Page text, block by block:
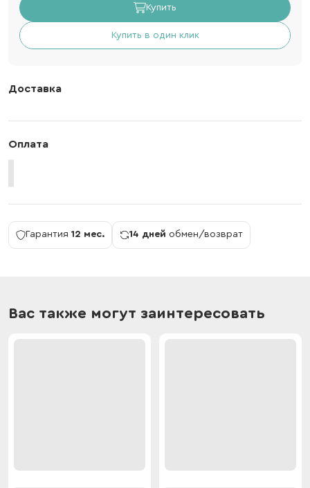
Купить
Купить в один клик
Доставка
Оплата
Гарантия 12 мес. 14 дней обмен/возврат
Вас также могут заинтересовать